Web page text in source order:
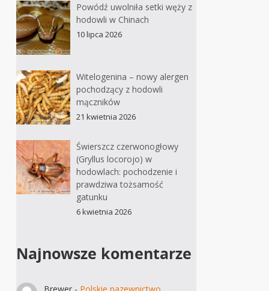
Powódź uwolniła setki węży z
hodowli w Chinach
10 lipca 2026
Witelogenina – nowy alergen
pochodzący z hodowli
mączników
21 kwietnia 2026
Świerszcz czerwonogłowy
(Gryllus locorojo) w
hodowlach: pochodzenie i
prawdziwa tożsamość
gatunku
6 kwietnia 2026
Najnowsze komentarze